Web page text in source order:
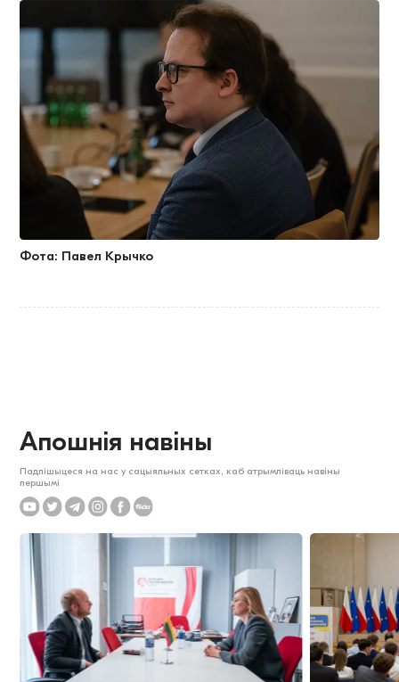
Фота: Павел Крычко
Апошнія навіны
Падпішыцеся на нас у сацыяльных сетках, каб атрымліваць навіны
першымі